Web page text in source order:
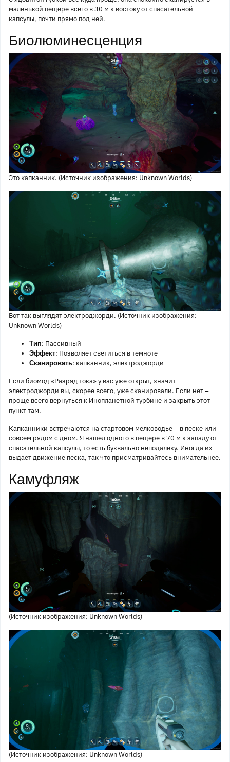
маленькой пещере всего в 30 м к востоку от спасательной
капсулы, почти прямо под ней.
Биолюминесценция
Это капканник. (Источник изображения: Unknown Worlds)
Вот так выглядят электроджорди. (Источник изображения:
Unknown Worlds)
Тип: Пассивный
Эффект: Позволяет светиться в темноте
Сканировать: капканник, электроджорди
Если биомод «Разряд тока» у вас уже открыт, значит
электроджорди вы, скорее всего, уже сканировали. Если нет –
проще всего вернуться к Инопланетной турбине и закрыть этот
пункт там.
Капканники встречаются на стартовом мелководье – в песке или
совсем рядом с дном. Я нашел одного в пещере в 70 м к западу от
спасательной капсулы, то есть буквально неподалеку. Иногда их
выдает движение песка, так что присматривайтесь внимательнее.
Камуфляж
(Источник изображения: Unknown Worlds)
(Источник изображения: Unknown Worlds)